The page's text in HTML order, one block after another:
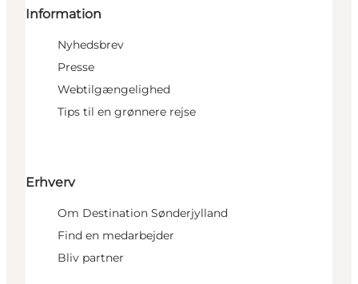
Information
Nyhedsbrev
Presse
Webtilgængelighed
Tips til en grønnere rejse
Erhverv
Om Destination Sønderjylland
Find en medarbejder
Bliv partner